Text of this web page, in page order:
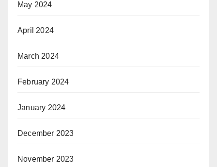
May 2024
April 2024
March 2024
February 2024
January 2024
December 2023
November 2023